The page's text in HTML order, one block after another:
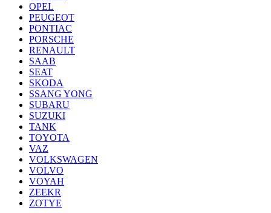
OPEL
PEUGEOT
PONTIAC
PORSCHE
RENAULT
SAAB
SEAT
SKODA
SSANG YONG
SUBARU
SUZUKI
TANK
TOYOTA
VAZ
VOLKSWAGEN
VOLVO
VOYAH
ZEEKR
ZOTYE